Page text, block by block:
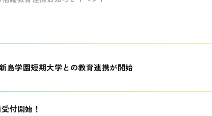
島学園短期大学との教育連携が開始
付開始！